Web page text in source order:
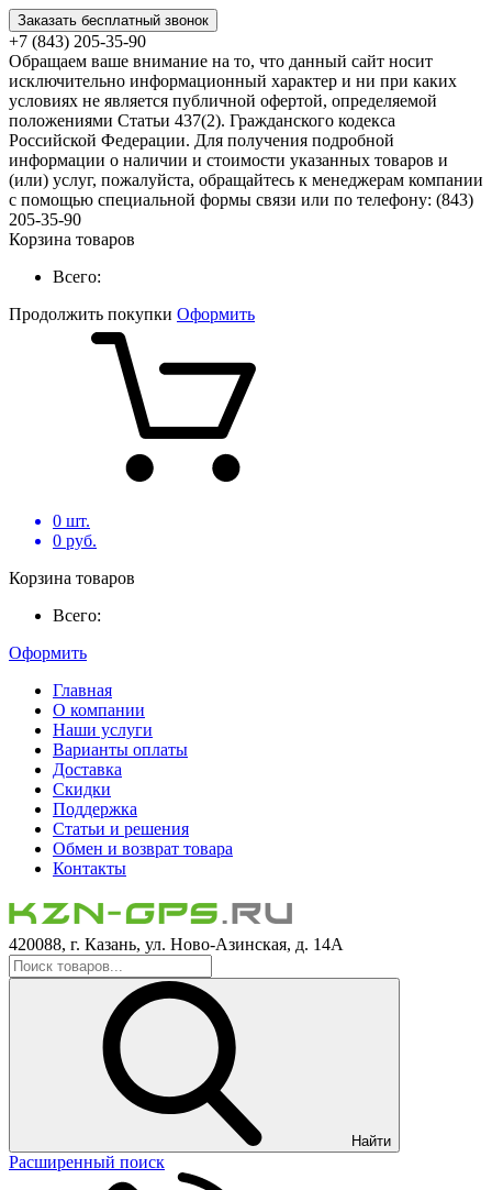
Заказать бесплатный звонок
+7 (843) 205-35-90
Обращаем ваше внимание на то, что данный сайт носит
исключительно информационный характер и ни при каких
условиях не является публичной офертой, определяемой
положениями Статьи 437(2). Гражданского кодекса
Российской Федерации. Для получения подробной
информации о наличии и стоимости указанных товаров и
(или) услуг, пожалуйста, обращайтесь к менеджерам компании
с помощью специальной формы связи или по телефону: (843)
205-35-90
Корзина товаров
Всего:
Продолжить покупки Оформить
0 шт.
0 руб.
Корзина товаров
Всего:
Оформить
Главная
О компании
Наши услуги
Варианты оплаты
Доставка
Скидки
Поддержка
Статьи и решения
Обмен и возврат товара
Контакты
420088, г. Казань, ул. Ново-Азинская, д. 14А
Найти
Расширенный поиск